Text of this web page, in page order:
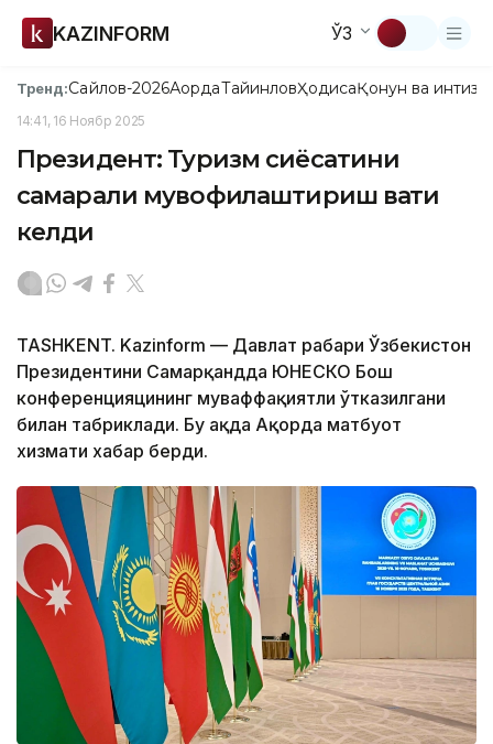
KAZINFORM ЎЗ
Тренд:Сайлов-2026АқордаТайинловҲодисаҚонун ва
14:41, 16 Ноябр 2025
Президент: Туризм сиёсатини
самарали мувофиқлаштириш вақти
келди
TASHKENT. Kazinform — Давлат раҳбари Ўзбекистон
Президентини Самарқандда ЮНЕСКО Бош
конференцияцининг муваффақиятли ўтказилгани
билан табриклади. Бу ҳақда Ақорда матбуот
хизмати хабар берди.